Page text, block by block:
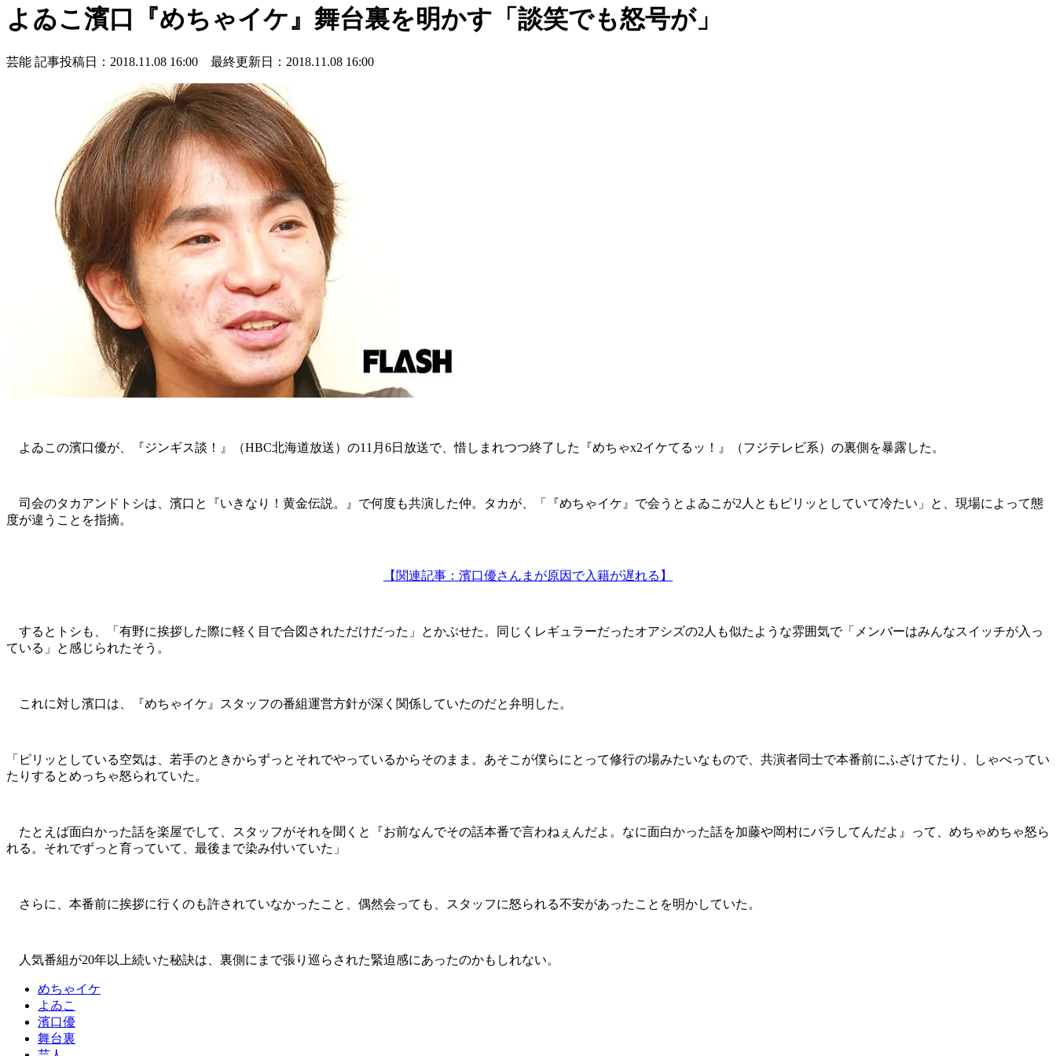
よゐこ濱口『めちゃイケ』舞台裏を明かす「談笑でも怒号が」
芸能 記事投稿日：2018.11.08 16:00 最終更新日：2018.11.08 16:00
よゐこの濱口優が、『ジンギス談！』（HBC北海道放送）の11月6日放送で、惜しまれつつ終了した『めちゃx2イケてるッ！』（フジテレビ系）の裏側を暴露した。
司会のタカアンドトシは、濱口と『いきなり！黄金伝説。』で何度も共演した仲。タカが、「『めちゃイケ』で会うとよゐこが2人ともピリッとしていて冷たい」と、現場によって態
度が違うことを指摘。
【関連記事：濱口優さんまが原因で入籍が遅れる】
するとトシも、「有野に挨拶した際に軽く目で合図されただけだった」とかぶせた。同じくレギュラーだったオアシズの2人も似たような雰囲気で「メンバーはみんなスイッチが入っ
ている」と感じられたそう。
これに対し濱口は、『めちゃイケ』スタッフの番組運営方針が深く関係していたのだと弁明した。
「ピリッとしている空気は、若手のときからずっとそれでやっているからそのまま。あそこが僕らにとって修行の場みたいなもので、共演者同士で本番前にふざけてたり、しゃべってい
たりするとめっちゃ怒られていた。
たとえば面白かった話を楽屋でして、スタッフがそれを聞くと『お前なんでその話本番で言わねぇんだよ。なに面白かった話を加藤や岡村にバラしてんだよ』って、めちゃめちゃ怒ら
れる。それでずっと育っていて、最後まで染み付いていた」
さらに、本番前に挨拶に行くのも許されていなかったこと、偶然会っても、スタッフに怒られる不安があったことを明かしていた。
人気番組が20年以上続いた秘訣は、裏側にまで張り巡らされた緊迫感にあったのかもしれない。
めちゃイケ
よゐこ
濱口優
舞台裏